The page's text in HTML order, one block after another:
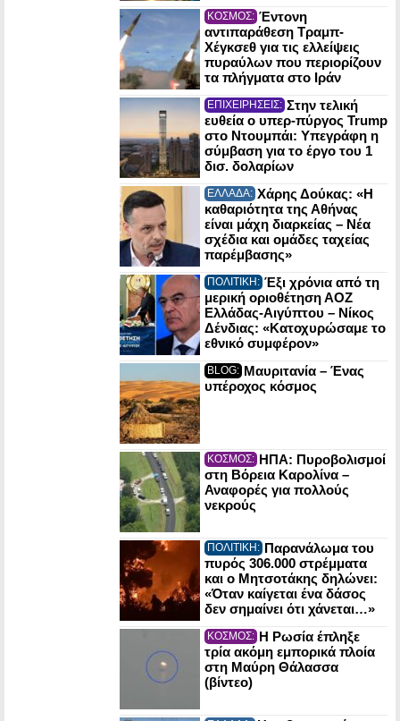
ΚΟΣΜΟΣ: Έντονη
αντιπαράθεση Τραμπ-
Χέγκσεθ για τις ελλείψεις
πυραύλων που περιορίζουν
τα πλήγματα στο Ιράν
ΕΠΙΧΕΙΡΗΣΕΙΣ: Στην τελική
ευθεία ο υπερ-πύργος Trump
στο Ντουμπάι: Υπεγράφη η
σύμβαση για το έργο του 1
δισ. δολαρίων
ΕΛΛΑΔΑ: Χάρης Δούκας: «Η
καθαριότητα της Αθήνας
είναι μάχη διαρκείας – Νέα
σχέδια και ομάδες ταχείας
παρέμβασης»
ΠΟΛΙΤΙΚΗ: Έξι χρόνια από τη
μερική οριοθέτηση ΑΟΖ
Ελλάδας-Αιγύπτου – Νίκος
Δένδιας: «Κατοχυρώσαμε το
εθνικό συμφέρον»
BLOG: Μαυριτανία – Ένας
υπέροχος κόσμος
ΚΟΣΜΟΣ: ΗΠΑ: Πυροβολισμοί
στη Βόρεια Καρολίνα –
Αναφορές για πολλούς
νεκρούς
ΠΟΛΙΤΙΚΗ: Παρανάλωμα του
πυρός 306.000 στρέμματα
και ο Μητσοτάκης δηλώνει:
«Όταν καίγεται ένα δάσος
δεν σημαίνει ότι χάνεται…»
ΚΟΣΜΟΣ: Η Ρωσία έπληξε
τρία ακόμη εμπορικά πλοία
στη Μαύρη Θάλασσα
(βίντεο)